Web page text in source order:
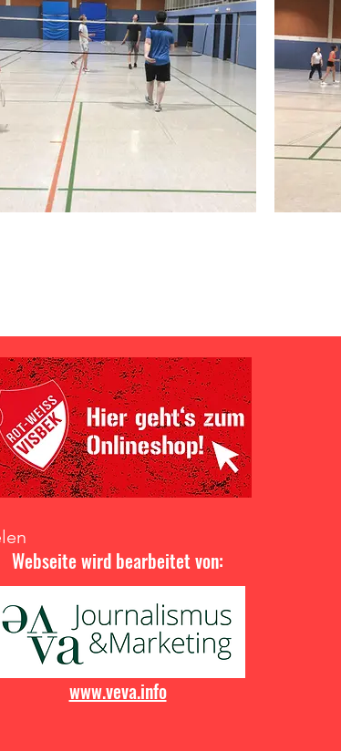
Webseite wird bearbeitet von:
www.veva.info